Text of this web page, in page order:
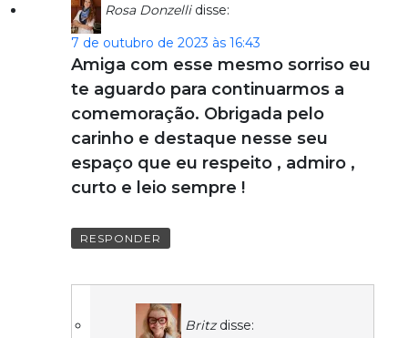
Rosa Donzelli disse:
7 de outubro de 2023 às 16:43
Amiga com esse mesmo sorriso eu
te aguardo para continuarmos a
comemoração. Obrigada pelo
carinho e destaque nesse seu
espaço que eu respeito , admiro ,
curto e leio sempre !
RESPONDER
Britz disse: